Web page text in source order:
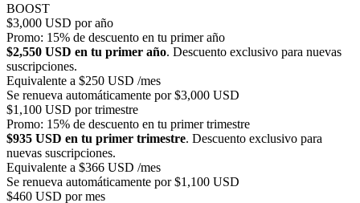
BOOST
$3,000 USD por año
Promo: 15% de descuento en tu primer año
$2,550 USD en tu primer año. Descuento exclusivo para nuevas
suscripciones.
Equivalente a $250 USD /mes
Se renueva automáticamente por $3,000 USD
$1,100 USD por trimestre
Promo: 15% de descuento en tu primer trimestre
$935 USD en tu primer trimestre. Descuento exclusivo para
nuevas suscripciones.
Equivalente a $366 USD /mes
Se renueva automáticamente por $1,100 USD
$460 USD por mes